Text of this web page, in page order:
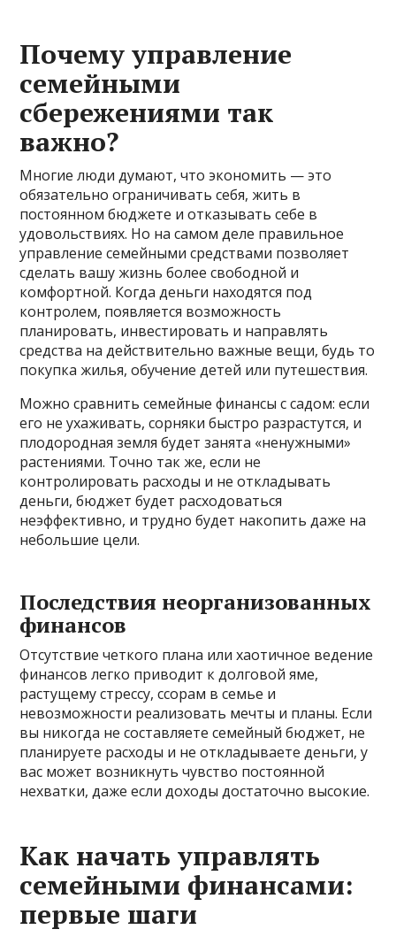
Почему управление
семейными
сбережениями так
важно?
Многие люди думают, что экономить — это
обязательно ограничивать себя, жить в
постоянном бюджете и отказывать себе в
удовольствиях. Но на самом деле правильное
управление семейными средствами позволяет
сделать вашу жизнь более свободной и
комфортной. Когда деньги находятся под
контролем, появляется возможность
планировать, инвестировать и направлять
средства на действительно важные вещи, будь то
покупка жилья, обучение детей или путешествия.
Можно сравнить семейные финансы с садом: если
его не ухаживать, сорняки быстро разрастутся, и
плодородная земля будет занята «ненужными»
растениями. Точно так же, если не
контролировать расходы и не откладывать
деньги, бюджет будет расходоваться
неэффективно, и трудно будет накопить даже на
небольшие цели.
Последствия неорганизованных
финансов
Отсутствие четкого плана или хаотичное ведение
финансов легко приводит к долговой яме,
растущему стрессу, ссорам в семье и
невозможности реализовать мечты и планы. Если
вы никогда не составляете семейный бюджет, не
планируете расходы и не откладываете деньги, у
вас может возникнуть чувство постоянной
нехватки, даже если доходы достаточно высокие.
Как начать управлять
семейными финансами:
первые шаги